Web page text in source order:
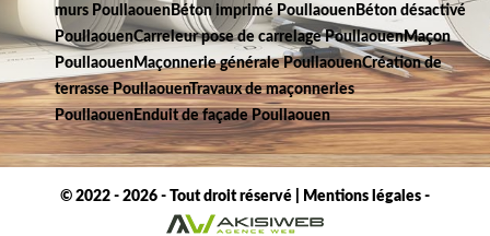
murs Poullaouen Béton imprimé Poullaouen Béton désactivé
PoullaouenCarreleur pose de carrelage PoullaouenMaçon
Poullaouen Maçonnerie générale PoullaouenCréation de
terrasse PoullaouenTravaux de maçonneries
PoullaouenEnduit de façade Poullaouen
© 2022 - 2026 - Tout droit réservé | Mentions légales -